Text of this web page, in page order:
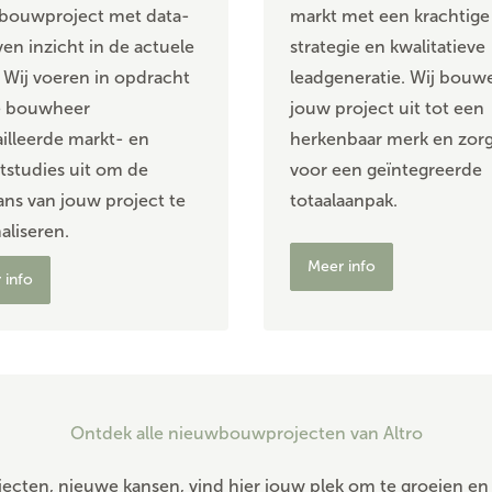
met data-
inzicht in de actuele
Wij voeren in opdracht
bouwheer
markt- en
uit om de
van jouw project te
info
markt met een krachtige
strategie en kwalitatieve
leadgeneratie. Wij
jouw project uit tot een
herkenbaar merk en
voor een geïntegreerde
totaalaanpak.
Meer info
Ontdek alle nieuwbouwprojecten van Altro
nieuwe kansen, vind hier jouw plek om te groeien